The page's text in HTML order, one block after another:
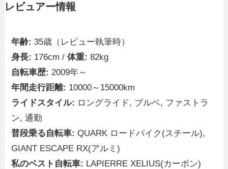
レビュアー情報
年齢: 35歳（レビュー執筆時）
身長: 176cm /体重: 82kg
自転車歴: 2009年～
年間走行距離: 10000～15000km
ライドスタイル: ロングライド, ブルベ, ファストラ
ン, 通勤
普段乗る自転車: QUARK ロードバイク(スチール),
GIANT ESCAPE RX(アルミ)
私のベスト自転車: LAPIERRE XELIUS(カーボン)